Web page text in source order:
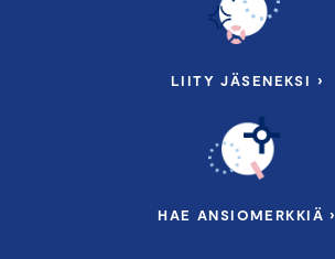
LIITY JÄSENEKSI ›
HAE ANSIOMERKKIÄ ›